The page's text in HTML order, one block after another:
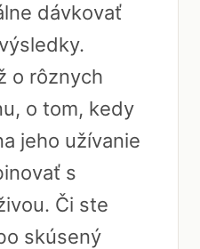
dávkovať
o rôznych
o tom, kedy
jeho užívanie
s
Či ste
skúsený